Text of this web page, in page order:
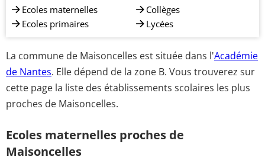
Ecoles maternelles
Ecoles primaires
Collèges
Lycées
La commune de Maisoncelles est située dans l'Académie
de Nantes. Elle dépend de la zone B. Vous trouverez sur
cette page la liste des établissements scolaires les plus
proches de Maisoncelles.
Ecoles maternelles proches de
Maisoncelles